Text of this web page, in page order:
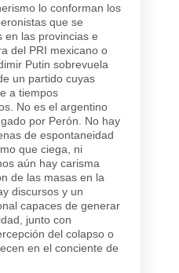
lo conforman los
que se
en las provincias e
del PRI mexicano o
Putin sobrevuela
un partido cuyas
a tiempos
No es el argentino
por Perón. No hay
de espontaneidad
que ciega, ni
aún hay carisma
de las masas en la
discursos y un
capaces de generar
junto con
del colapso o
en el conciente de